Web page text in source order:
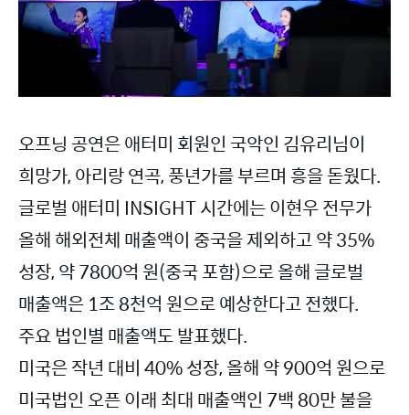
오프닝 공연은 애터미 회원인 국악인 김유리님이
희망가, 아리랑 연곡, 풍년가를 부르며 흥을 돋웠다.
글로벌 애터미 INSIGHT 시간에는 이현우 전무가
올해 해외전체 매출액이 중국을 제외하고 약 35%
성장, 약 7800억 원(중국 포함)으로 올해 글로벌
매출액은 1조 8천억 원으로 예상한다고 전했다.
주요 법인별 매출액도 발표했다.
미국은 작년 대비 40% 성장, 올해 약 900억 원으로
미국법인 오픈 이래 최대 매출액인 7백 80만 불을